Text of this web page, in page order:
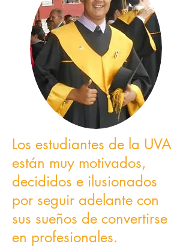
Los estudiantes de la UVA
están muy motivados,
decididos e ilusionados
por seguir adelante con
sus sueños de convertirse
en profesionales.